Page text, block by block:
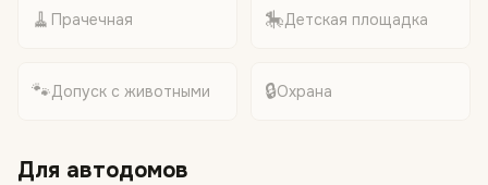
🧹 Прачечная 🎠Детская площадка
🐾Допуск с животными 🔒Охрана
Для автодомов